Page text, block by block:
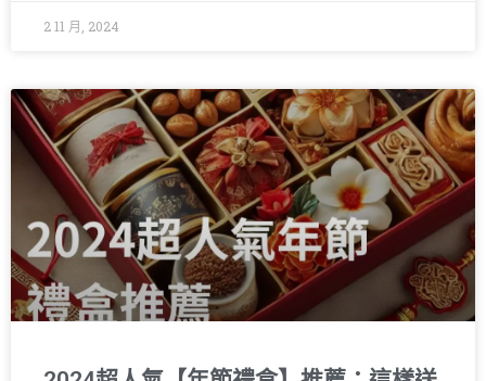
2 11 月, 2024